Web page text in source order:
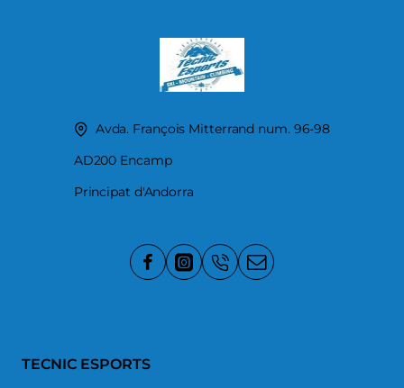
Avda. François Mitterrand num. 96-98
AD200 Encamp
Principat d'Andorra
TECNIC ESPORTS